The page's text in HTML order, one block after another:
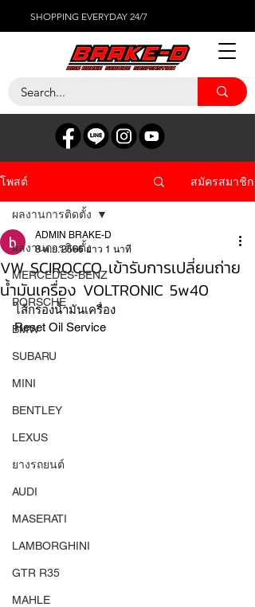
SHOPPING EVERYDAY 24/7
โพสต์ สมัครสมาชิก
ผลงานการติดตั้ง
MERCEDES-BENZ
PORSCHE
BMW
SUBARU
MINI
BENTLEY
LEXUS
ยางรถยนต์
AUDI
MASERATI
LAMBORGHINI
GTR R35
MAHLE
ผลงานการติดตั้ง
VW SCIROCCO เข้ารับการเปลี่ยนถ่าย
น้ำมันเครื่อง VOLTRONIC 5w40
ADMIN BRAKE-D
8 พ.ย. 2566 ยาว 1 นาที
ไส้กรองน้ำมันเครื่อง
Reset Oil Service